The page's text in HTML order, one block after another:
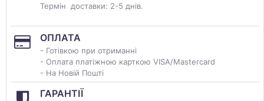
Термін доставки: 2-5 днів.
ОПЛАТА
- Готівкою при отриманні
- Оплата платіжною карткою VISA/Mastercard
- На Новій Пошті
ГАРАНТІЇ